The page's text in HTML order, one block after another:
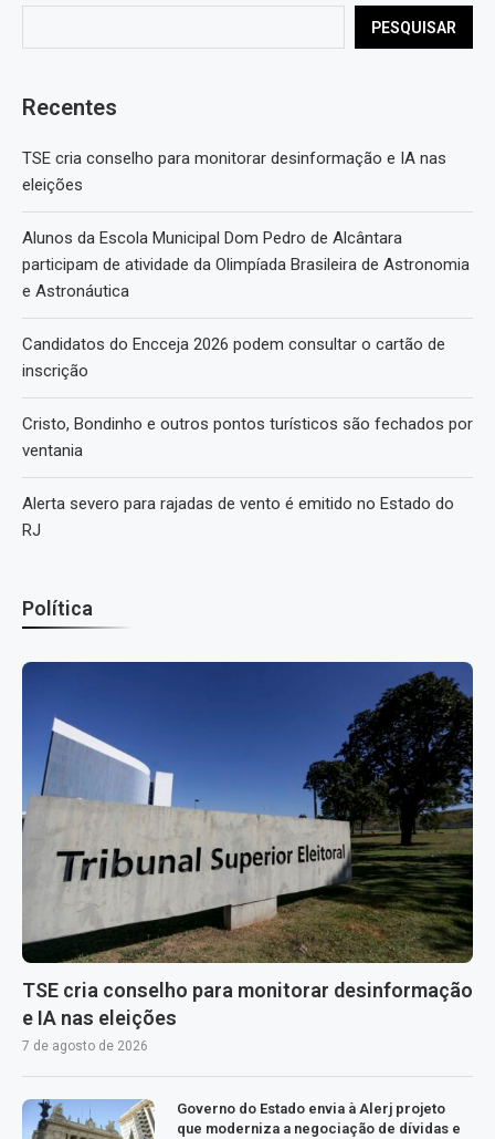
PESQUISAR
Recentes
TSE cria conselho para monitorar desinformação e IA nas
eleições
Alunos da Escola Municipal Dom Pedro de Alcântara
participam de atividade da Olimpíada Brasileira de Astronomia
e Astronáutica
Candidatos do Encceja 2026 podem consultar o cartão de
inscrição
Cristo, Bondinho e outros pontos turísticos são fechados por
ventania
Alerta severo para rajadas de vento é emitido no Estado do
RJ
Política
TSE cria conselho para monitorar desinformação
e IA nas eleições
7 de agosto de 2026
Governo do Estado envia à Alerj projeto
que moderniza a negociação de dívidas e